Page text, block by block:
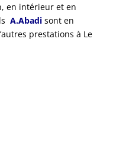
en intérieur et en
A.Abadisont en
prestations à Le